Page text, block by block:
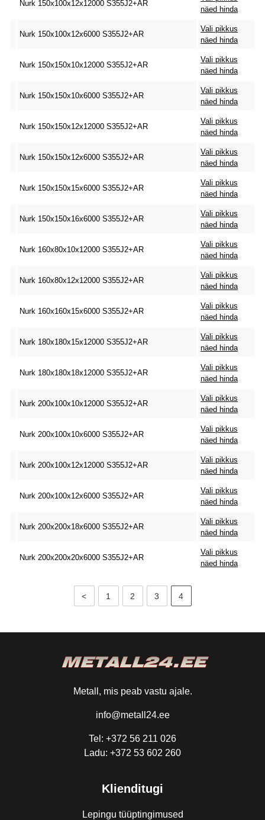
Nurk 150x100x12x12000 S355J2+AR
näed hinda
Nurk 150x100x12x6000 S355J2+AR
Vali pikkus
näed hinda
Nurk 150x150x10x12000 S355J2+AR
Vali pikkus
näed hinda
Nurk 150x150x10x6000 S355J2+AR
Vali pikkus
näed hinda
Nurk 150x150x12x12000 S355J2+AR
Vali pikkus
näed hinda
Nurk 150x150x12x6000 S355J2+AR
Vali pikkus
näed hinda
Nurk 150x150x15x6000 S355J2+AR
Vali pikkus
näed hinda
Nurk 150x150x16x6000 S355J2+AR
Vali pikkus
näed hinda
Nurk 160x80x10x12000 S355J2+AR
Vali pikkus
näed hinda
Nurk 160x80x12x12000 S355J2+AR
Vali pikkus
näed hinda
Nurk 160x160x15x6000 S355J2+AR
Vali pikkus
näed hinda
Nurk 180x180x15x12000 S355J2+AR
Vali pikkus
näed hinda
Nurk 180x180x18x12000 S355J2+AR
Vali pikkus
näed hinda
Nurk 200x100x10x12000 S355J2+AR
Vali pikkus
näed hinda
Nurk 200x100x10x6000 S355J2+AR
Vali pikkus
näed hinda
Nurk 200x100x12x12000 S355J2+AR
Vali pikkus
näed hinda
Nurk 200x100x12x6000 S355J2+AR
Vali pikkus
näed hinda
Nurk 200x200x18x6000 S355J2+AR
Vali pikkus
näed hinda
Nurk 200x200x20x6000 S355J2+AR
Vali pikkus
näed hinda
< 1 2 3 4
Metall, mis peab vastu ajale.
info@metall24.ee
Tel: +372 56 211 026
Ladu: +372 53 602 260
Klienditugi
Lepingu tüüptingimused